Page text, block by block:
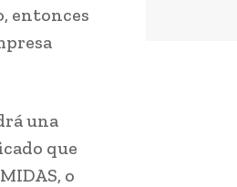
entonces
una
que
o